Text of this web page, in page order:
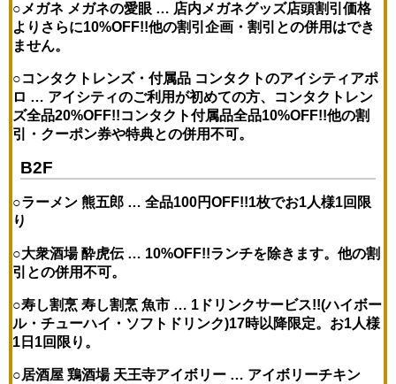
○メガネ メガネの愛眼 … 店内メガネグッズ店頭割引価格
よりさらに10%OFF!!他の割引企画・割引との併用はでき
ません。
○コンタクトレンズ・付属品 コンタクトのアイシティアポ
ロ … アイシティのご利用が初めての方、コンタクトレン
ズ全品20%OFF!!コンタクト付属品全品10%OFF!!他の割
引・クーポン券や特典との併用不可。
B2F
○ラーメン 熊五郎 …全品100円OFF!!1枚でお1人様1回限
り
○大衆酒場 酔虎伝 … 10%OFF!!ランチを除きます。他の割
引との併用不可。
○寿し割烹 寿し割烹 魚市 … 1ドリンクサービス!!(ハイボー
ル・チューハイ・ソフトドリンク)17時以降限定。お1人様
1日1回限り。
○居酒屋 鶏酒場 天王寺アイボリー … アイボリーチキン